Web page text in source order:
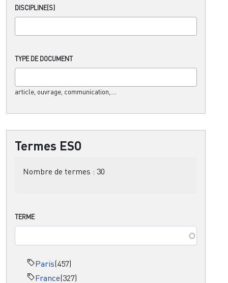
DISCIPLINE(S)
TYPE DE DOCUMENT
article, ouvrage, communication,....
Termes ESO
Nombre de termes : 30
TERME
Paris(457)
France(327)